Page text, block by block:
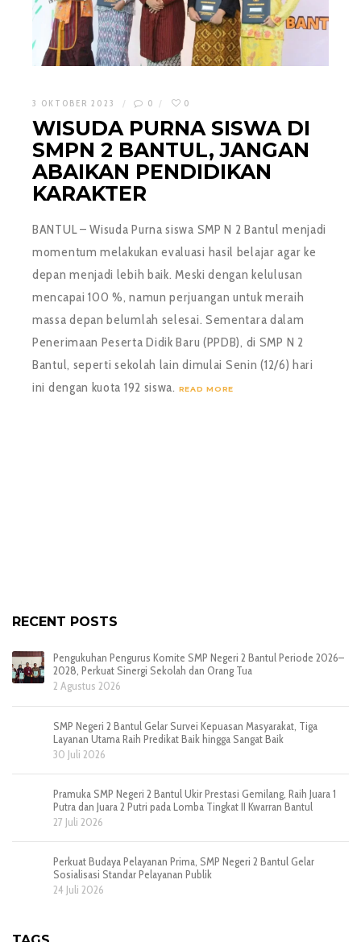
3 OKTOBER 2023 0 0
WISUDA PURNA SISWA DI
SMPN 2 BANTUL, JANGAN
ABAIKAN PENDIDIKAN
KARAKTER
BANTUL – Wisuda Purna siswa SMP N 2 Bantul menjadi
momentum melakukan evaluasi hasil belajar agar ke
depan menjadi lebih baik. Meski dengan kelulusan
mencapai 100 %, namun perjuangan untuk meraih
massa depan belumlah selesai. Sementara dalam
Penerimaan Peserta Didik Baru (PPDB), di SMP N 2
Bantul, seperti sekolah lain dimulai Senin (12/6) hari
ini dengan kuota 192 siswa. READ MORE
RECENT POSTS
Pengukuhan Pengurus Komite SMP Negeri 2 Bantul Periode 2026–
2028, Perkuat Sinergi Sekolah dan Orang Tua
2 Agustus 2026
SMP Negeri 2 Bantul Gelar Survei Kepuasan Masyarakat, Tiga
Layanan Utama Raih Predikat Baik hingga Sangat Baik
30 Juli 2026
Pramuka SMP Negeri 2 Bantul Ukir Prestasi Gemilang, Raih Juara 1
Putra dan Juara 2 Putri pada Lomba Tingkat II Kwarran Bantul
27 Juli 2026
Perkuat Budaya Pelayanan Prima, SMP Negeri 2 Bantul Gelar
Sosialisasi Standar Pelayanan Publik
24 Juli 2026